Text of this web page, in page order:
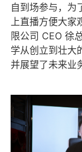
自到场参与，为
上直播方便大家
限公司 CEO 徐
学从创立到壮大
并展望了未来业